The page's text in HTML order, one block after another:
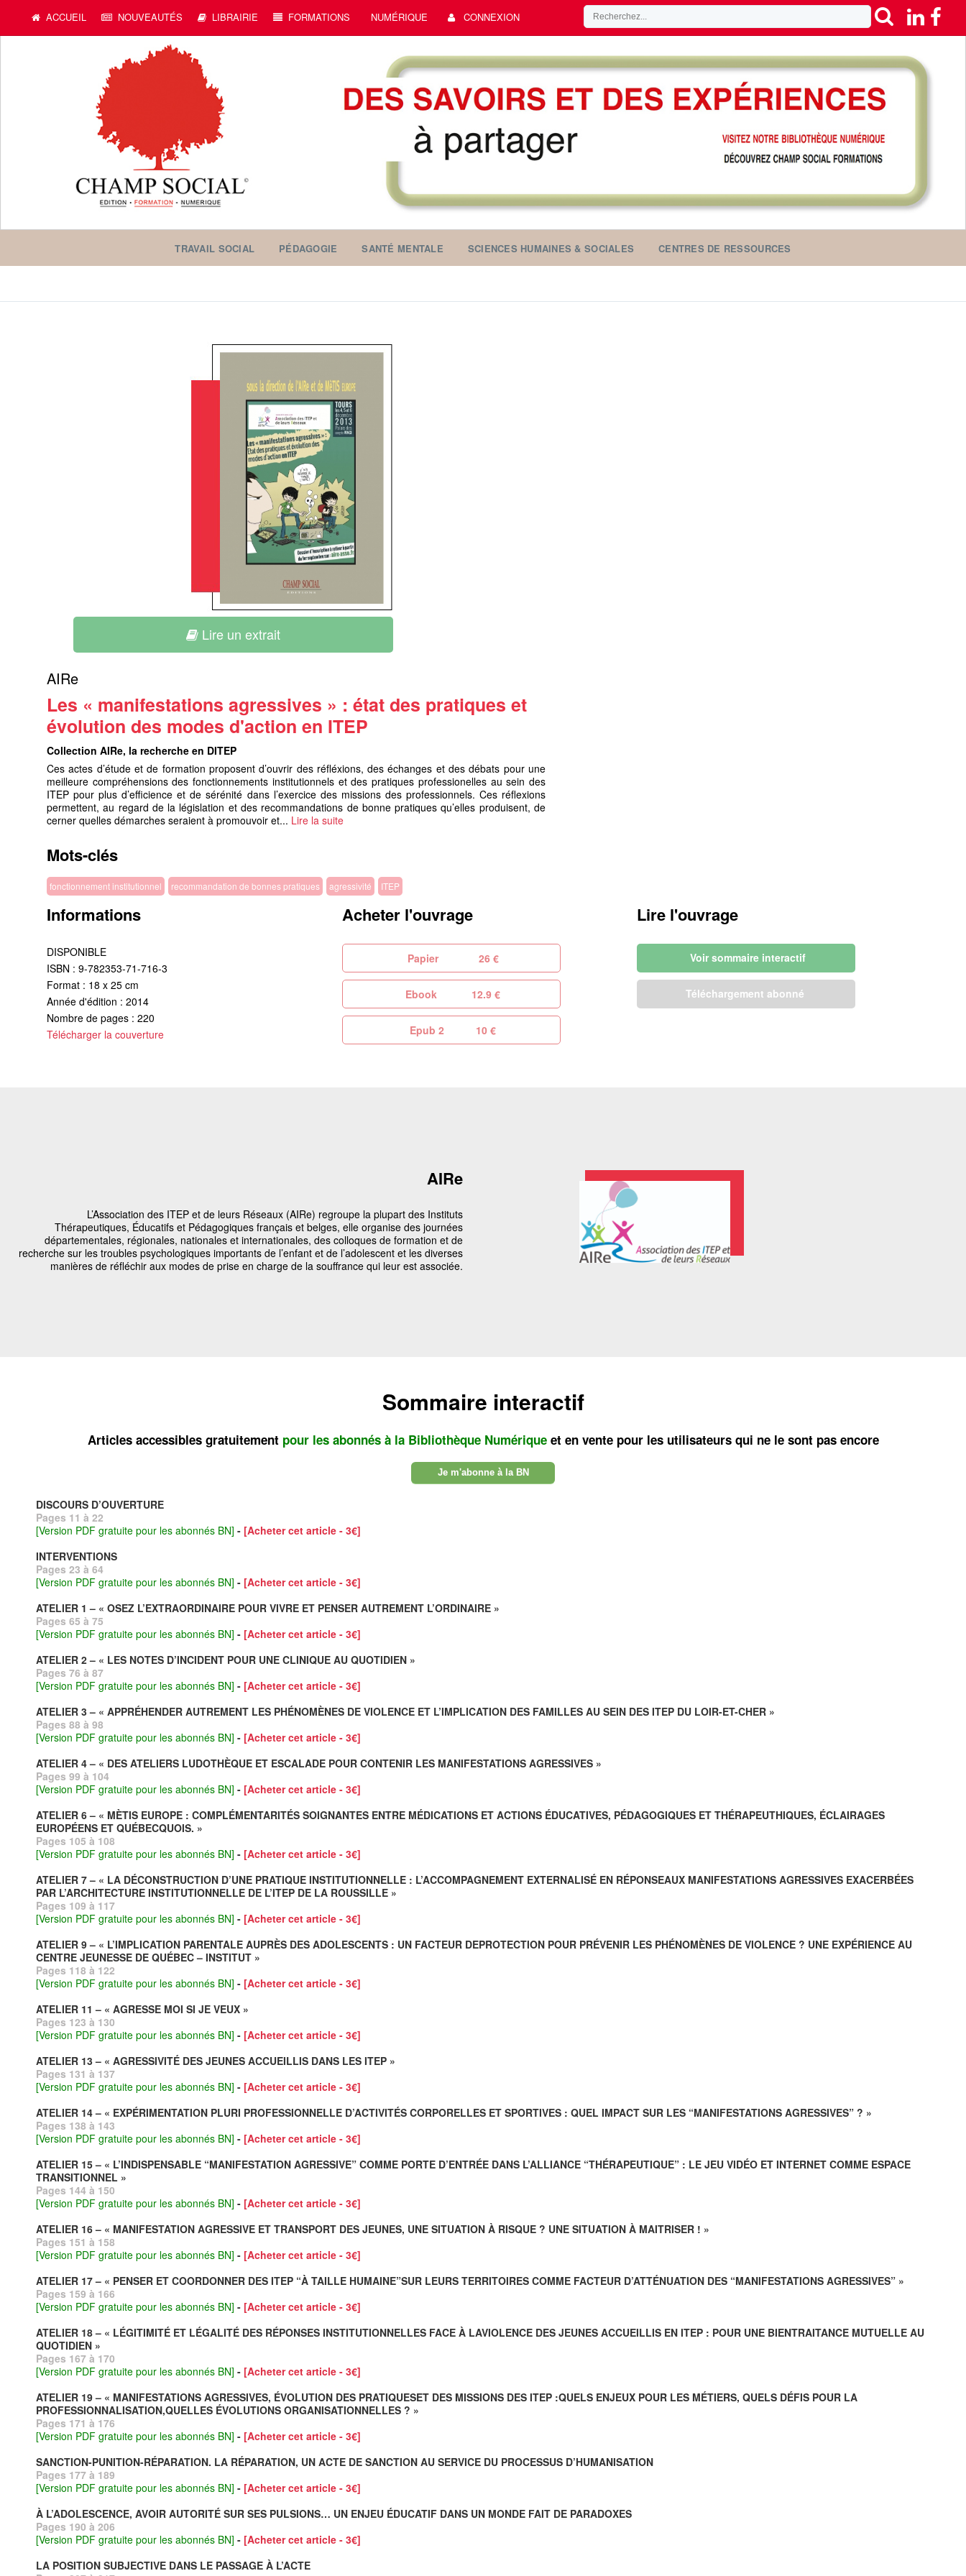
ACCUEIL NOUVEAUTÉS LIBRAIRIE FORMATIONS NUMÉRIQUE CONNEXION
TRAVAIL SOCIAL PÉDAGOGIE SANTÉ MENTALE SCIENCES HUMAINES & SOCIALES CENTRES DE RESSOURCES
Lire un extrait
AIRe
Les « manifestations agressives » : état des pratiques et
évolution des modes d'action en ITEP
Collection AIRe, la recherche en DITEP
Ces actes d’étude et de formation proposent d’ouvrir des réfléxions, des échanges et des débats pour une
meilleure compréhensions des fonctionnements institutionnels et des pratiques professionelles au sein des
ITEP pour plus d’efficience et de sérénité dans l’exercice des missions des professionnels. Ces réflexions
permettent, au regard de la législation et des recommandations de bonne pratiques qu’elles produisent, de
cerner quelles démarches seraient à promouvoir et... Lire la suite
Mots-clés
fonctionnement institutionnel recommandation de bonnes pratiques agressivité ITEP
Informations
DISPONIBLE
ISBN : 9-782353-71-716-3
Format : 18 x 25 cm
Année d'édition : 2014
Nombre de pages : 220
Télécharger la couverture
Acheter l'ouvrage
Papier 26 €
Ebook 12.9 €
Epub 2 10 €
Lire l'ouvrage
Voir sommaire interactif
Téléchargement abonné
AIRe
L’Association des ITEP et de leurs Réseaux (AIRe) regroupe la plupart des Instituts
Thérapeutiques, Éducatifs et Pédagogiques français et belges, elle organise des journées
départementales, régionales, nationales et internationales, des colloques de formation et de
recherche sur les troubles psychologiques importants de l’enfant et de l’adolescent et les diverses
manières de réfléchir aux modes de prise en charge de la souffrance qui leur est associée.
Sommaire interactif
Articles accessibles gratuitement pour les abonnés à la Bibliothèque Numérique et en vente pour les utilisateurs qui ne le sont pas encore
Je m'abonne à la BN
DISCOURS D’OUVERTURE
Pages 11 à 22
[Version PDF gratuite pour les abonnés BN] - [Acheter cet article - 3€]
INTERVENTIONS
Pages 23 à 64
[Version PDF gratuite pour les abonnés BN] - [Acheter cet article - 3€]
ATELIER 1 – « OSEZ L’EXTRAORDINAIRE POUR VIVRE ET PENSER AUTREMENT L’ORDINAIRE »
Pages 65 à 75
[Version PDF gratuite pour les abonnés BN] - [Acheter cet article - 3€]
ATELIER 2 – « LES NOTES D’INCIDENT POUR UNE CLINIQUE AU QUOTIDIEN »
Pages 76 à 87
[Version PDF gratuite pour les abonnés BN] - [Acheter cet article - 3€]
ATELIER 3 – « APPRÉHENDER AUTREMENT LES PHÉNOMÈNES DE VIOLENCE ET L’IMPLICATION DES FAMILLES AU SEIN DES ITEP DU LOIR-ET-CHER »
Pages 88 à 98
[Version PDF gratuite pour les abonnés BN] - [Acheter cet article - 3€]
ATELIER 4 – « DES ATELIERS LUDOTHÈQUE ET ESCALADE POUR CONTENIR LES MANIFESTATIONS AGRESSIVES »
Pages 99 à 104
[Version PDF gratuite pour les abonnés BN] - [Acheter cet article - 3€]
ATELIER 6 – « MÈTIS EUROPE : COMPLÉMENTARITÉS SOIGNANTES ENTRE MÉDICATIONS ET ACTIONS ÉDUCATIVES, PÉDAGOGIQUES ET THÉRAPEUTHIQUES, ÉCLAIRAGES
EUROPÉENS ET QUÉBECQUOIS. »
Pages 105 à 108
[Version PDF gratuite pour les abonnés BN] - [Acheter cet article - 3€]
ATELIER 7 – « LA DÉCONSTRUCTION D’UNE PRATIQUE INSTITUTIONNELLE : L’ACCOMPAGNEMENT EXTERNALISÉ EN RÉPONSEAUX MANIFESTATIONS AGRESSIVES EXACERBÉES
PAR L’ARCHITECTURE INSTITUTIONNELLE DE L’ITEP DE LA ROUSSILLE »
Pages 109 à 117
[Version PDF gratuite pour les abonnés BN] - [Acheter cet article - 3€]
ATELIER 9 – « L’IMPLICATION PARENTALE AUPRÈS DES ADOLESCENTS : UN FACTEUR DEPROTECTION POUR PRÉVENIR LES PHÉNOMÈNES DE VIOLENCE ? UNE EXPÉRIENCE AU
CENTRE JEUNESSE DE QUÉBEC – INSTITUT »
Pages 118 à 122
[Version PDF gratuite pour les abonnés BN] - [Acheter cet article - 3€]
ATELIER 11 – « AGRESSE MOI SI JE VEUX »
Pages 123 à 130
[Version PDF gratuite pour les abonnés BN] - [Acheter cet article - 3€]
ATELIER 13 – « AGRESSIVITÉ DES JEUNES ACCUEILLIS DANS LES ITEP »
Pages 131 à 137
[Version PDF gratuite pour les abonnés BN] - [Acheter cet article - 3€]
ATELIER 14 – « EXPÉRIMENTATION PLURI PROFESSIONNELLE D’ACTIVITÉS CORPORELLES ET SPORTIVES : QUEL IMPACT SUR LES “MANIFESTATIONS AGRESSIVES” ? »
Pages 138 à 143
[Version PDF gratuite pour les abonnés BN] - [Acheter cet article - 3€]
ATELIER 15 – « L’INDISPENSABLE “MANIFESTATION AGRESSIVE” COMME PORTE D’ENTRÉE DANS L’ALLIANCE “THÉRAPEUTIQUE” : LE JEU VIDÉO ET INTERNET COMME ESPACE
TRANSITIONNEL »
Pages 144 à 150
[Version PDF gratuite pour les abonnés BN] - [Acheter cet article - 3€]
ATELIER 16 – « MANIFESTATION AGRESSIVE ET TRANSPORT DES JEUNES, UNE SITUATION À RISQUE ? UNE SITUATION À MAITRISER ! »
Pages 151 à 158
[Version PDF gratuite pour les abonnés BN] - [Acheter cet article - 3€]
ATELIER 17 – « PENSER ET COORDONNER DES ITEP “À TAILLE HUMAINE”SUR LEURS TERRITOIRES COMME FACTEUR D’ATTÉNUATION DES “MANIFESTATIONS AGRESSIVES” »
Pages 159 à 166
[Version PDF gratuite pour les abonnés BN] - [Acheter cet article - 3€]
ATELIER 18 – « LÉGITIMITÉ ET LÉGALITÉ DES RÉPONSES INSTITUTIONNELLES FACE À LAVIOLENCE DES JEUNES ACCUEILLIS EN ITEP : POUR UNE BIENTRAITANCE MUTUELLE AU
QUOTIDIEN »
Pages 167 à 170
[Version PDF gratuite pour les abonnés BN] - [Acheter cet article - 3€]
ATELIER 19 – « MANIFESTATIONS AGRESSIVES, ÉVOLUTION DES PRATIQUESET DES MISSIONS DES ITEP :QUELS ENJEUX POUR LES MÉTIERS, QUELS DÉFIS POUR LA
PROFESSIONNALISATION,QUELLES ÉVOLUTIONS ORGANISATIONNELLES ? »
Pages 171 à 176
[Version PDF gratuite pour les abonnés BN] - [Acheter cet article - 3€]
SANCTION-PUNITION-RÉPARATION. LA RÉPARATION, UN ACTE DE SANCTION AU SERVICE DU PROCESSUS D’HUMANISATION
Pages 177 à 189
[Version PDF gratuite pour les abonnés BN] - [Acheter cet article - 3€]
À L’ADOLESCENCE, AVOIR AUTORITÉ SUR SES PULSIONS… UN ENJEU ÉDUCATIF DANS UN MONDE FAIT DE PARADOXES
Pages 190 à 206
[Version PDF gratuite pour les abonnés BN] - [Acheter cet article - 3€]
LA POSITION SUBJECTIVE DANS LE PASSAGE À L’ACTE